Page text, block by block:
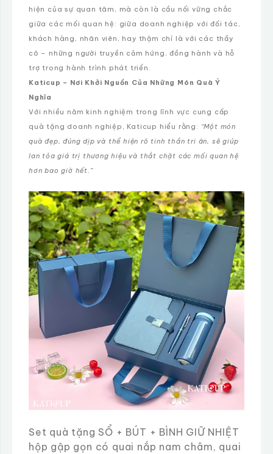
hiện của sự quan tâm, mà còn là cầu nối vững chắc
giữa các mối quan hệ: giữa doanh nghiệp với đối tác,
khách hàng, nhân viên, hay thậm chí là với các thầy
cô – những người truyền cảm hứng, đồng hành và hỗ
trợ trong hành trình phát triển.
Katicup – Nơi Khởi Nguồn Của Những Món Quà Ý
Nghĩa
Với nhiều năm kinh nghiệm trong lĩnh vực cung cấp
quà tặng doanh nghiệp, Katicup hiểu rằng: “Một món
quà đẹp, đúng dịp và thể hiện rõ tinh thần tri ân, sẽ giúp
lan tỏa giá trị thương hiệu và thắt chặt các mối quan hệ
hơn bao giờ hết.”
Set quà tặng SỔ + BÚT + BÌNH GIỮ NHIỆT
hộp gập gọn có quai nắp nam châm, quai